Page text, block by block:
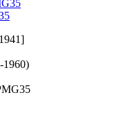
1960)